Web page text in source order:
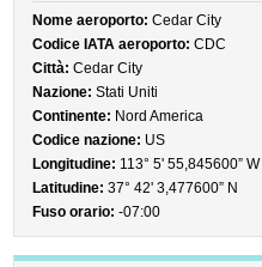
Nome aeroporto: Cedar City
Codice IATA aeroporto: CDC
Città: Cedar City
Nazione: Stati Uniti
Continente: Nord America
Codice nazione: US
Longitudine: 113° 5' 55,845600” W
Latitudine: 37° 42' 3,477600” N
Fuso orario: -07:00